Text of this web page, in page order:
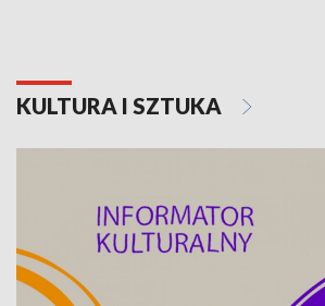
KULTURA I SZTUKA